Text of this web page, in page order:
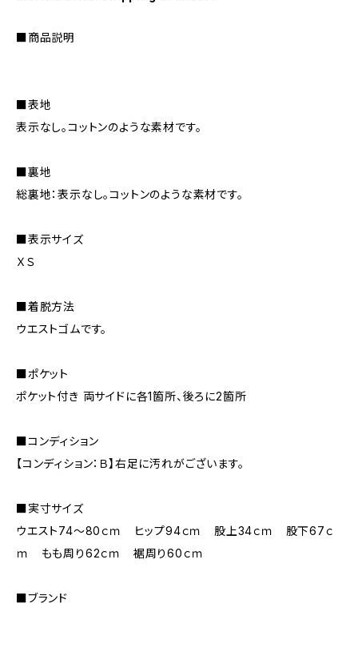
■商品説明
■表地
表示なし。コットンのような素材です。
■裏地
総裏地：表示なし。コットンのような素材です。
■表示サイズ
ＸＳ
■着脱方法
ウエストゴムです。
■ポケット
ポケット付き 両サイドに各1箇所、後ろに2箇所
■コンディション
【コンディション：Ｂ】右足に汚れがございます。
■実寸サイズ
ウエスト74～80ｃｍ ヒップ94ｃｍ 股上34ｃｍ 股下67ｃ
ｍ もも周り62ｃｍ 裾周り60ｃｍ
■ブランド